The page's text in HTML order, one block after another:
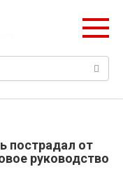
пострадал от
руководство